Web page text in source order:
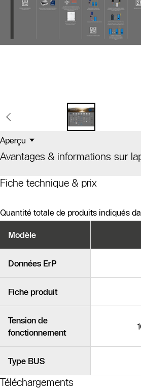
Aperçu
Avantages & informations sur
Fiche technique & prix
Quantité totale de produits indiqués
produits
Modèle
Données ErP
Fiche produit
Tension de
fonctionnement
Type BUS
Téléchargements